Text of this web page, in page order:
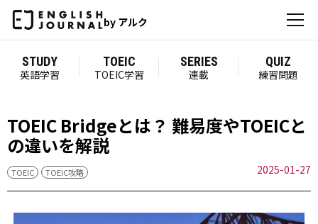
by アルク
STUDY
英語学習
TOEIC
TOEIC学習
SERIES
連載
QUIZ
練習問題
TOEIC Bridgeとは？ 難易度やTOEICと
の違いを解説
TOEIC TOEIC攻略 2025-01-27